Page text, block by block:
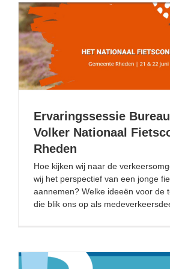
Ervaringssessie Bureau de Groot
Fietscongres 2023
Ervaringssessie
Volker Nationaal
Rheden
Hoe kijken wij naar de
wij het perspectief van een jonge
aannemen? Welke ideeën voor de
die blik ons op als